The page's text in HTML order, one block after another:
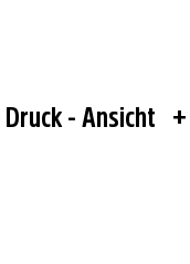
Druck - Ansicht